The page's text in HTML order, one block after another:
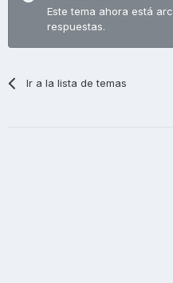
Este tema ahora está
respuestas.
Ir a la lista de temas